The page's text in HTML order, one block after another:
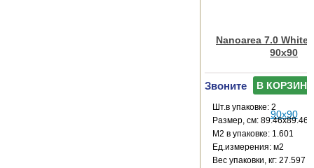
Nanoarea 7.0 White
90x90
Звоните В КОРЗИНУ
Шт.в упаковке: 2
Размер, см: 89.46x89.46
М2 в упаковке: 1.601
Ед.измерения: м2
Веc упаковки, кг: 27.597